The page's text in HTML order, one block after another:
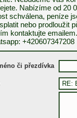
Nabízíme od 20
schválena, peníze
nebo prodloužit
kontaktujte
+420607347208
či přezdívka